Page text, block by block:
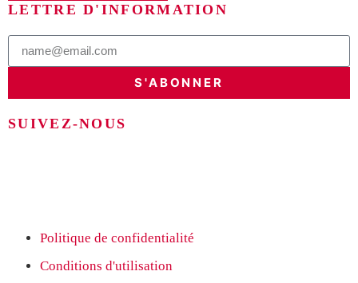
LETTRE D'INFORMATION
S'ABONNER
SUIVEZ-NOUS
Politique de confidentialité
Conditions d'utilisation